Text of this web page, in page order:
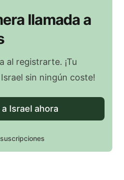
llamada a
al registrarte. ¡Tu
sin ningún coste!
a Israel ahora